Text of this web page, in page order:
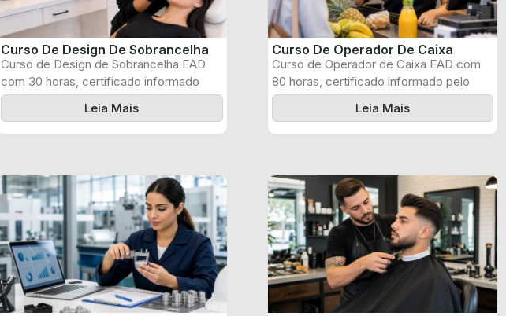
Curso De Design De Sobrancelha
Curso de Design de Sobrancelha EAD
com 30 horas, certificado informado
pelo produtor ...
Leia Mais
Curso De Operador De Caixa
Curso de Operador de Caixa EAD com
80 horas, certificado informado pelo
produtor ...
Leia Mais